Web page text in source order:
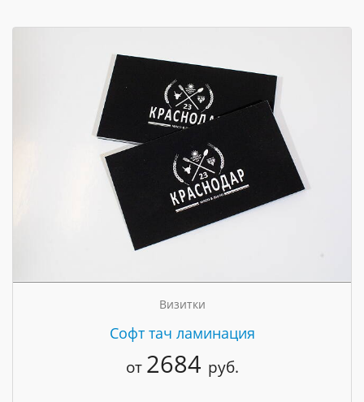
Визитки
Cофт тач ламинация
от 2684 руб.